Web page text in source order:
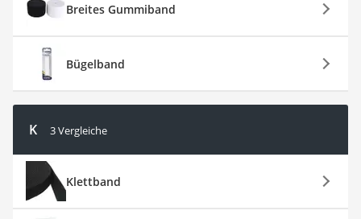
Breites Gummiband
Bügelband
K 3 Vergleiche
Klettband